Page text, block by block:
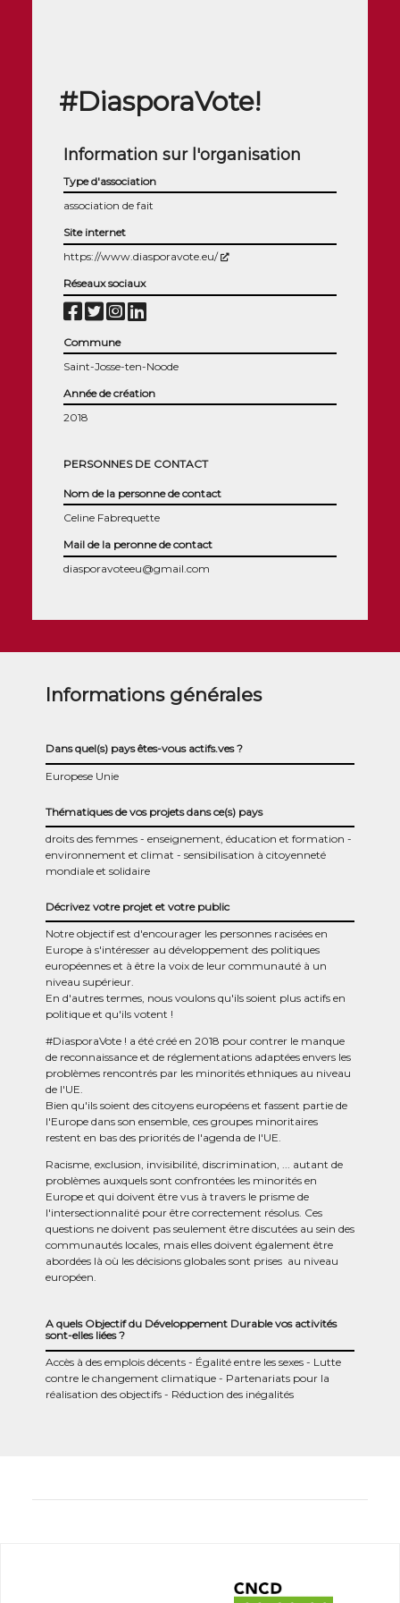
#DiasporaVote!
Information sur l'organisation
Type d'association
association de fait
Site internet
https://www.diasporavote.eu/ (Nouvelle fenêtre)
Réseaux sociaux
Commune
Saint-Josse-ten-Noode
Année de création
2018
PERSONNES DE CONTACT
Nom de la personne de contact
Celine Fabrequette
Mail de la peronne de contact
diasporavoteeu@gmail.com
Informations générales
Dans quel(s) pays êtes-vous actifs.ves ?
Europese Unie
Thématiques de vos projets dans ce(s) pays
droits des femmes
enseignement, éducation et formation
environnement et climat
sensibilisation à citoyenneté
mondiale et solidaire
Décrivez votre projet et votre public
Notre objectif est d'encourager les personnes racisées en
Europe à s'intéresser au développement des politiques
européennes et à être la voix de leur communauté à un
niveau supérieur.
En d'autres termes, nous voulons qu'ils soient plus actifs en
politique et qu'ils votent !
#DiasporaVote ! a été créé en 2018 pour contrer le manque
de reconnaissance et de réglementations adaptées envers les
problèmes rencontrés par les minorités ethniques au niveau
de l'UE.
Bien qu'ils soient des citoyens européens et fassent partie de
l'Europe dans son ensemble, ces groupes minoritaires
restent en bas des priorités de l'agenda de l'UE.
Racisme, exclusion, invisibilité, discrimination, ... autant de
problèmes auxquels sont confrontées les minorités en
Europe et qui doivent être vus à travers le prisme de
l'intersectionnalité pour être correctement résolus. Ces
questions ne doivent pas seulement être discutées au sein des
communautés locales, mais elles doivent également être
abordées là où les décisions globales sont prises au niveau
européen.
A quels Objectif du Développement Durable vos activités
sont-elles liées ?
Accès à des emplois décents Égalité entre les sexes
Lutte
contre le changement climatique
Partenariats pour la
réalisation des objectifs
Réduction des inégalités